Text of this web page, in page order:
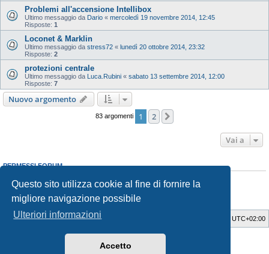
Questo sito utilizza cookie al fine di fornire la
migliore navigazione possibile
Ulteriori informazioni
Accetto
Problemi all'accensione Intellibox
Ultimo messaggio da Dario « mercoledì 19 novembre 2014, 12:45
Risposte: 1
Loconet & Marklin
Ultimo messaggio da stress72 « lunedì 20 ottobre 2014, 23:32
Risposte: 2
protezioni centrale
Ultimo messaggio da Luca.Rubini « sabato 13 settembre 2014, 12:00
Risposte: 7
Nuovo argomento
83 argomenti 1 2
Vai a
PERMESSI FORUM
Non puoirispondere negli argomenti
Non puoi
modificare i tuoi messaggi
Non puoicancellare i tuoi messaggi
Indice UTC+02:00
GTA game
phpBB® Forum Software © phpBB Limited